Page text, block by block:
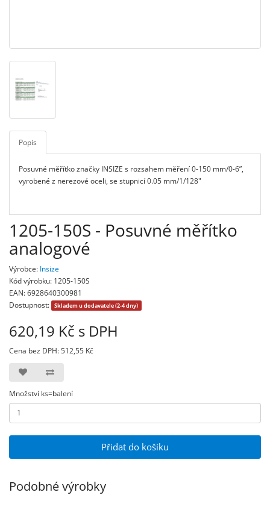
Popis
Posuvné měřítko značky INSIZE s rozsahem měření 0-150 mm/0-6”,
vyrobené z nerezové oceli, se stupnicí 0.05 mm/1/128"
1205-150S - Posuvné měřítko
analogové
Výrobce: Insize
Kód výrobku: 1205-150S
EAN: 6928640300981
Dostupnost:
Skladem u dodavatele (2-4 dny)
620,19 Kč s DPH
Cena bez DPH: 512,55 Kč
Množství ks=balení
Přidat do košíku
Podobné výrobky